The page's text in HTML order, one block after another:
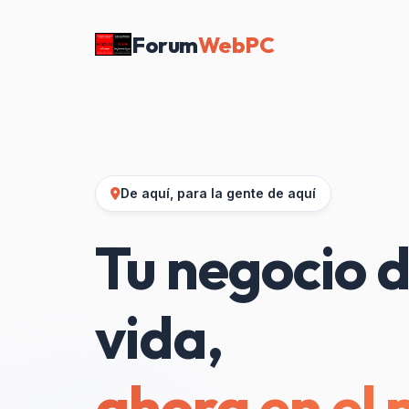
ForumWebPC
De aquí, para la gente de aquí
Tu negocio
vida,